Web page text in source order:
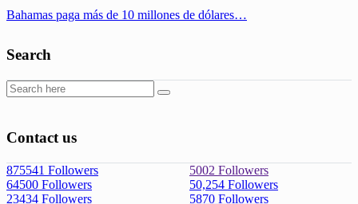
Bahamas paga más de 10 millones de dólares…
Search
Contact us
875541 Followers 5002 Followers
64500 Followers 50,254 Followers
23434 Followers 5870 Followers